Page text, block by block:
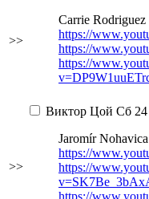
>>
Carrie Rodriguez
https://
https://
https://
>>
Виктор Цой Сб 24
Jaromír Nohavica
https://
https://
https://